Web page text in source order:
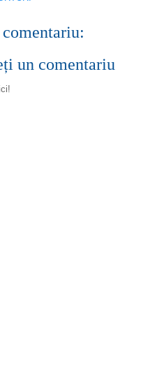
un comentariu